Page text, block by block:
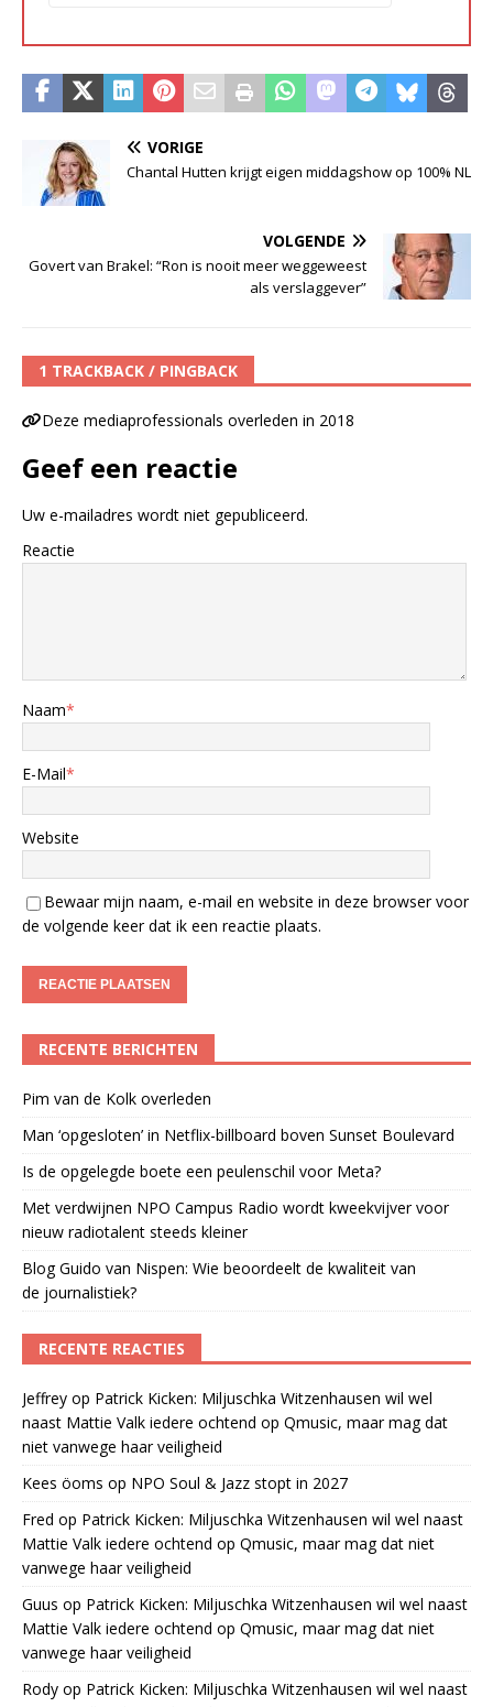
VORIGE
Chantal Hutten krijgt eigen middagshow op 100% NL
VOLGENDE
Govert van Brakel: “Ron is nooit meer weggeweest
als verslaggever”
1 TRACKBACK / PINGBACK
Deze mediaprofessionals overleden in 2018
Geef een reactie
Uw e-mailadres wordt niet gepubliceerd.
Reactie
Naam*
E-Mail*
Website
Bewaar mijn naam, e-mail en website in deze browser voor
de volgende keer dat ik een reactie plaats.
RECENTE BERICHTEN
Pim van de Kolk overleden
Man ‘opgesloten’ in Netflix-billboard boven Sunset Boulevard
Is de opgelegde boete een peulenschil voor Meta?
Met verdwijnen NPO Campus Radio wordt kweekvijver voor
nieuw radiotalent steeds kleiner
Blog Guido van Nispen: Wie beoordeelt de kwaliteit van
de journalistiek?
RECENTE REACTIES
Jeffrey op Patrick Kicken: Miljuschka Witzenhausen wil wel
naast Mattie Valk iedere ochtend op Qmusic, maar mag dat
niet vanwege haar veiligheid
Kees öoms op NPO Soul & Jazz stopt in 2027
Fred op Patrick Kicken: Miljuschka Witzenhausen wil wel naast
Mattie Valk iedere ochtend op Qmusic, maar mag dat niet
vanwege haar veiligheid
Guus op Patrick Kicken: Miljuschka Witzenhausen wil wel naast
Mattie Valk iedere ochtend op Qmusic, maar mag dat niet
vanwege haar veiligheid
Rody op Patrick Kicken: Miljuschka Witzenhausen wil wel naast